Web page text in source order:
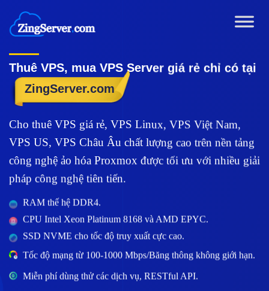
đến
nội
dung
Thuê VPS, mua VPS Server giá rẻ chỉ có tại
ZingServer.com
Cho thuê VPS giá rẻ, VPS Linux, VPS Việt Nam,
VPS US, VPS Châu Âu chất lượng cao trên nền tảng
công nghệ ảo hóa Proxmox được tối ưu với nhiều giải
pháp công nghệ tiên tiến.
RAM thế hệ DDR4.
CPU Intel Xeon Platinum 8168 và AMD EPYC.
SSD NVME cho tốc độ truy xuất cực cao.
Tốc độ mạng từ 100-1000 Mbps/Băng thông không giới hạn.
Miễn phí dùng thử các dịch vụ, RESTful API.